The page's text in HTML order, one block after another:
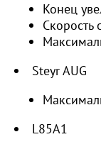
Конец
Скорость
Steyr AUG
L85A1